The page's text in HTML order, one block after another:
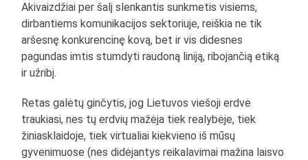
Akivaizdžiai per šalį slenkantis sunkmetis visiems,
dirbantiems komunikacijos sektoriuje, reiškia ne tik
aršesnę konkurencinę kovą, bet ir vis didesnes
pagundas imtis stumdyti raudoną liniją, ribojančią etiką
ir užribį.
Retas galėtų ginčytis, jog Lietuvos viešoji erdvė
traukiasi, nes tų erdvių mažėja tiek realybėje, tiek
žiniasklaidoje, tiek virtualiai kiekvieno iš mūsų
gyvenimuose (nes didėjantys reikalavimai mažina laisvo